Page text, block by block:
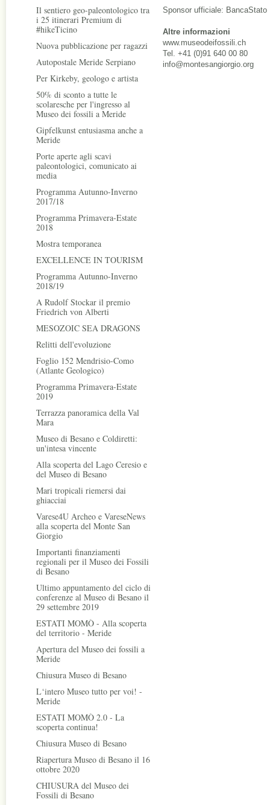
Il sentiero geo-paleontologico tra
i 25 itinerari Premium di
#hikeTicino
Nuova pubblicazione per ragazzi
Autopostale Meride Serpiano
Per Kirkeby, geologo e artista
50% di sconto a tutte le
scolaresche per l'ingresso al
Museo dei fossili a Meride
Gipfelkunst entusiasma anche a
Meride
Porte aperte agli scavi
paleontologici, comunicato ai
media
Programma Autunno-Inverno
2017/18
Programma Primavera-Estate
2018
Mostra temporanea
EXCELLENCE IN TOURISM
Programma Autunno-Inverno
2018/19
A Rudolf Stockar il premio
Friedrich von Alberti
MESOZOIC SEA DRAGONS
Relitti dell'evoluzione
Foglio 152 Mendrisio-Como
(Atlante Geologico)
Programma Primavera-Estate
2019
Terrazza panoramica della Val
Mara
Museo di Besano e Coldiretti:
un'intesa vincente
Alla scoperta del Lago Ceresio e
del Museo di Besano
Mari tropicali riemersi dai
ghiacciai
Varese4U Archeo e VareseNews
alla scoperta del Monte San
Giorgio
Importanti finanziamenti
regionali per il Museo dei Fossili
di Besano
Ultimo appuntamento del ciclo di
conferenze al Museo di Besano il
29 settembre 2019
ESTATI MOMÒ - Alla scoperta
del territorio - Meride
Apertura del Museo dei fossili a
Meride
Chiusura Museo di Besano
L‘intero Museo tutto per voi! -
Meride
ESTATI MOMÒ 2.0 - La
scoperta continua!
Chiusura Museo di Besano
Riapertura Museo di Besano il 16
ottobre 2020
CHIUSURA del Museo dei
Fossili di Besano
Sponsor ufficiale: BancaStato
Altre informazioni
www.museodeifossili.ch
Tel. +41 (0)91 640 00 80
info@montesangiorgio.org